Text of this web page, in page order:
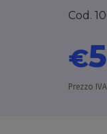
Cod.
€
Prezzo